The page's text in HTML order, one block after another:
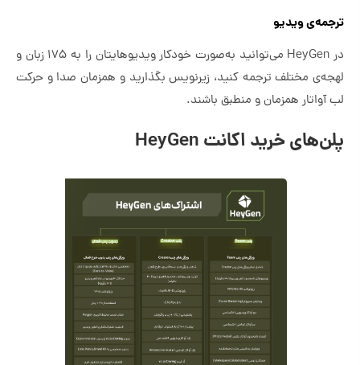
ترجمه‌ی ویدیو
در HeyGen می‌توانید به‌صورت خودکار ویدیوهایتان را به ۱۷۵ زبان و
لهجه‌ی مختلف ترجمه کنید، زیرنویس بگذارید و همزمان صدا و حرکت
لب آواتار همزمان و منطبق باشند.
پلن‌های خرید اکانت HeyGen